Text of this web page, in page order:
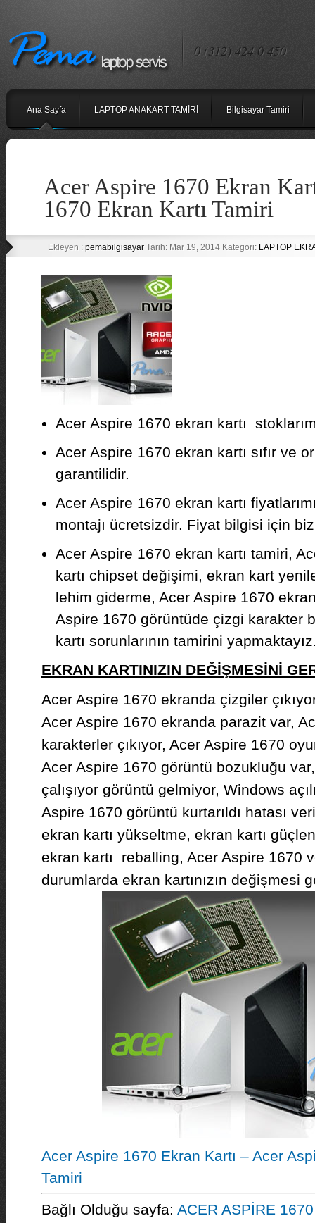
0 (312) 424 0 450
Ana Sayfa LAPTOP ANAKART TAMİRİ Bilgisayar Tamiri
Acer Aspire 1670 Ekran
1670 Ekran Kartı Tamiri
Ekleyen : pemabilgisayarTarih: Mar 19, 2014 Kategori: LAPTOP
Acer Aspire 1670 ekran kartı
Acer Aspire 1670 ekran kartı sıfır ve
garantilidir.
Acer Aspire 1670 ekran kartı
montajı ücretsizdir. Fiyat bilgisi için
Acer Aspire 1670 ekran kartı tamiri,
kartı chipset değişimi, ekran kart
lehim giderme, Acer Aspire 1670
Aspire 1670 görüntüde çizgi karakter
kartı sorunlarının tamirini
EKRAN KARTINIZIN DEĞİŞMESİNİ
Acer Aspire 1670 ekranda çizgiler
Acer Aspire 1670 ekranda parazit var,
karakterler çıkıyor, Acer Aspire 1670
Acer Aspire 1670 görüntü bozukluğu
çalışıyor görüntü gelmiyor, Windows
Aspire 1670 görüntü kurtarıldı hatası
ekran kartı yükseltme, ekran kartı
ekran kartı reballing, Acer Aspire 1670
durumlarda ekran kartınızın değişmesi
Acer Aspire 1670 Ekran Kartı – Acer
Tamiri
Bağlı Olduğu sayfa: ACER ASPİRE